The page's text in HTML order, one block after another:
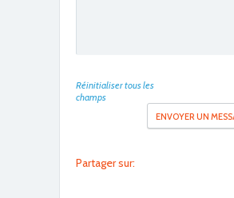
Réinitialiser tous les
champs
Partager sur: